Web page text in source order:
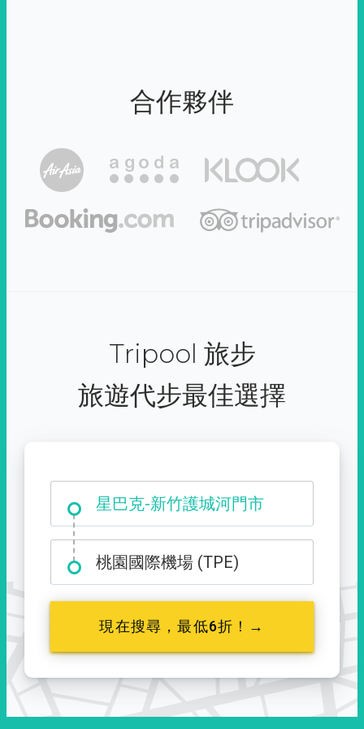
合作夥伴
Tripool 旅步
旅遊代步最佳選擇
星巴克-新竹護城河門市
大霸尖山登山口
桃園國際機場 (TPE)
現在搜尋，最低6折！→